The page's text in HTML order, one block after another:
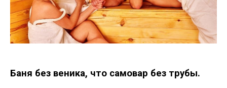
Баня без веника, что самовар без трубы.